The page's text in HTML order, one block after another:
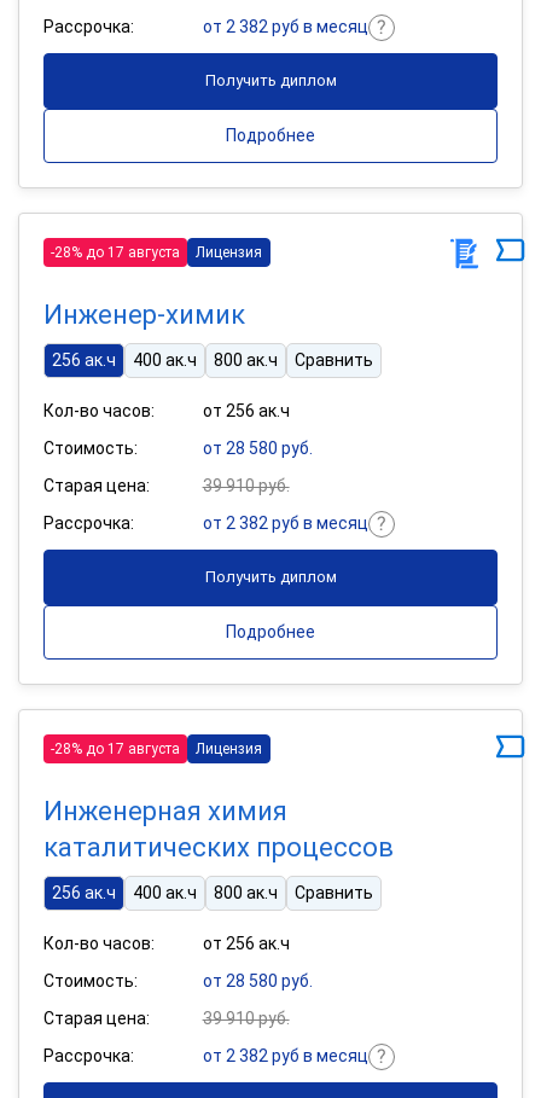
Рассрочка:
от 2 382 руб в месяц
Получить диплом
Подробнее
-28% до 17 августа Лицензия
Инженер-химик
256 ак.ч 400 ак.ч 800 ак.ч Сравнить
Кол-во часов:
от 256 ак.ч
Стоимость:
от 28 580 руб.
Старая цена:
39 910 руб.
Рассрочка:
от 2 382 руб в месяц
Получить диплом
Подробнее
-28% до 17 августа Лицензия
Инженерная химия
каталитических процессов
256 ак.ч 400 ак.ч 800 ак.ч Сравнить
Кол-во часов:
от 256 ак.ч
Стоимость:
от 28 580 руб.
Старая цена:
39 910 руб.
Рассрочка:
от 2 382 руб в месяц